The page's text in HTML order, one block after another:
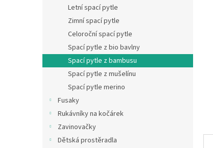
e
l
Letní spací pytle
Zimní spací pytle
Celoroční spací pytle
Spací pytle z bio bavlny
Spací pytle z bambusu
Spací pytle z mušelínu
Spací pytle merino
Fusaky
Rukávníky na kočárek
Zavinovačky
Dětská prostěradla